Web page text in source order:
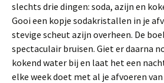
slechts drie dingen: soda, azijn en
Gooi een kopje sodakristallen in je
stevige scheut azijn overheen. De
spectaculair bruisen. Giet er daarna
kokend water bij en laat het een
elke week doet met al je afvoeren van